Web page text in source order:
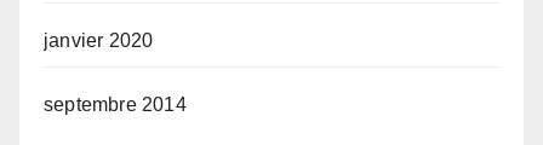
janvier 2020
septembre 2014